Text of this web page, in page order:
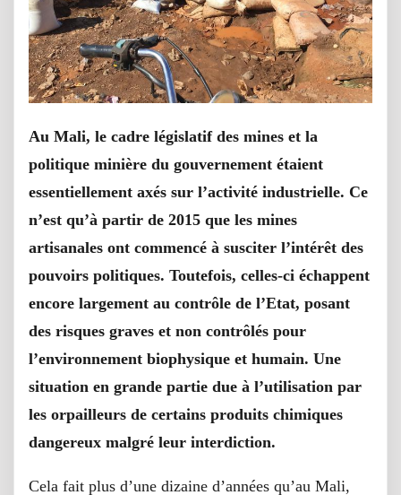
Au Mali, le cadre législatif des mines et la
politique minière du gouvernement étaient
essentiellement axés sur l’activité industrielle. Ce
n’est qu’à partir de 2015 que les mines
artisanales ont commencé à susciter l’intérêt des
pouvoirs politiques. Toutefois, celles-ci échappent
encore largement au contrôle de l’Etat, posant
des risques graves et non contrôlés pour
l’environnement biophysique et humain. Une
situation en grande partie due à l’utilisation par
les orpailleurs de certains produits chimiques
dangereux malgré leur interdiction.
Cela fait plus d’une dizaine d’années qu’au Mali,